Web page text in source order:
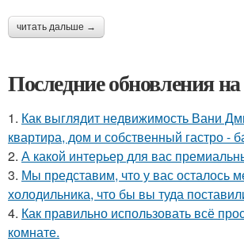
читать дальше →
Последние обновления на
1. Как выглядит недвижимость Вани
квартира, дом и собственный гастро -
2. А какой интерьер для вас
3. Мы представим, что у вас осталось
холодильника, что бы вы туда
4. Как правильно использовать всё
комнате.